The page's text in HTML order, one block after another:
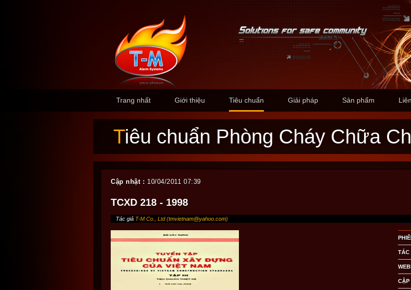
Trang nhất Giới thiệu Tiêu chuẩn Giải pháp Sản phẩm
Tiêu chuẩn Phòng Cháy Chữa
Cập nhật : 10/04/2011 07:39
TCXD 218 - 1998
Tác giả T-M Co., Ltd (tmvietnam@yahoo.com)
TÁC
CẬP